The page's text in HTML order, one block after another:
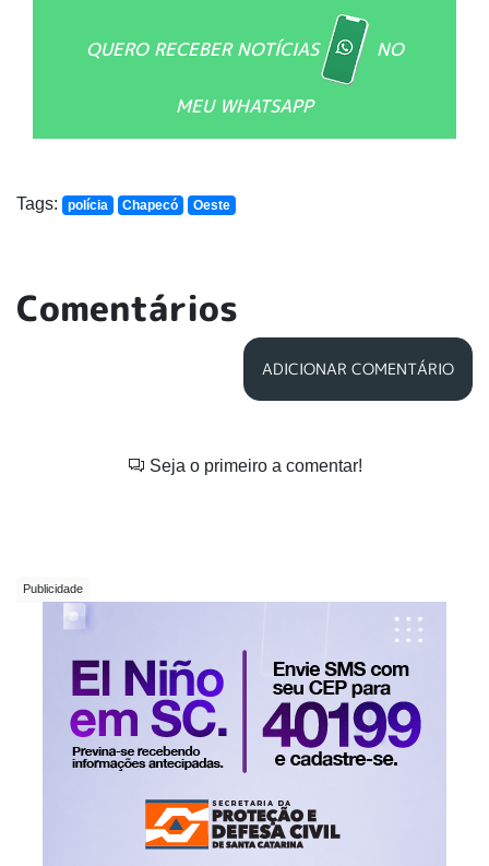
QUERO RECEBER NOTÍCIAS NO
MEU WHATSAPP
Tags: polícia Chapecó Oeste
Comentários
ADICIONAR COMENTÁRIO
Seja o primeiro a comentar!